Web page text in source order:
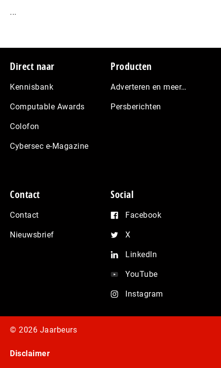
...
Footer
Direct naar
Kennisbank
Computable Awards
Colofon
Cybersec e-Magazine
Producten
Adverteren en meer…
Persberichten
Contact
Contact
Nieuwsbrief
Social
Facebook
X
LinkedIn
YouTube
Instagram
© 2026 Jaarbeurs
Disclaimer